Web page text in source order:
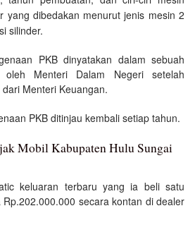
yang dibedakan menurut jenis mesin 2
silinder.
PKB dinyatakan dalam sebuah
Menteri Dalam Negeri setelah
Menteri Keuangan.
PKB ditinjau kembali setiap tahun.
Mobil Kabupaten Hulu Sungai
keluaran terbaru yang ia beli satu
secara kontan di dealer